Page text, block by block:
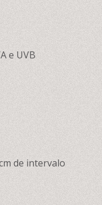
e UVB
de intervalo